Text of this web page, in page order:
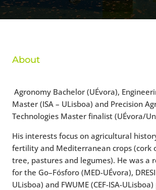
About
Agronomy Bachelor (UÉvora),
Master (ISA – ULisboa) and Precision
Technologies Master finalist (UÉvora/
His interests focus on agricultural
fertility and Mediterranean crops (cork
tree, pastures and legumes). He was a
for the Go–Fósforo (MED-UÉvora),
ULisboa) and FWUME (CEF-ISA-